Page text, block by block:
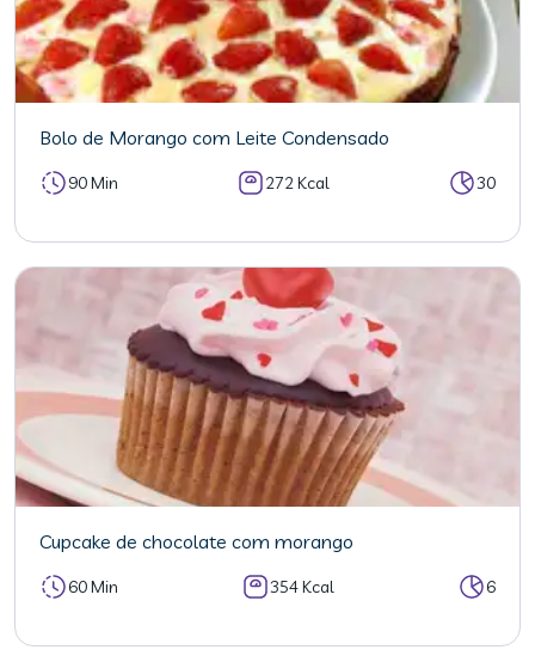
Bolo de Morango com Leite Condensado
90 Min 272 Kcal 30
Cupcake de chocolate com morango
60 Min 354 Kcal 6